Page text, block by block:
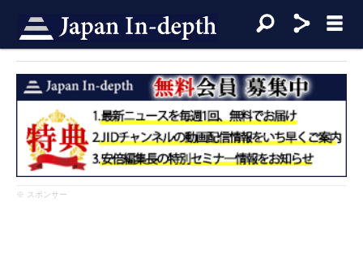
※ スポンサー